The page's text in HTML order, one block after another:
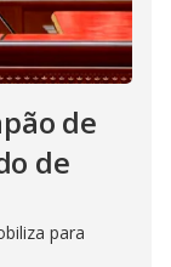
de
de
para